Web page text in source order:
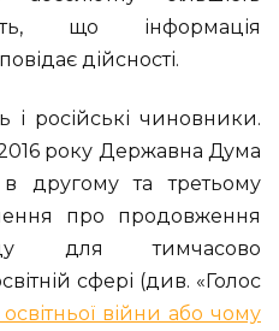
що інформація
дійсності.
російські чиновники.
року Державна Дума
в другому та третьому
про продовження
для тимчасово
сфері (див. «Голос
війни або чому